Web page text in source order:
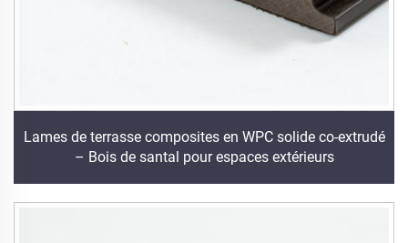
Lames de terrasse composites en WPC solide co-extrudé
– Bois de santal pour espaces extérieurs